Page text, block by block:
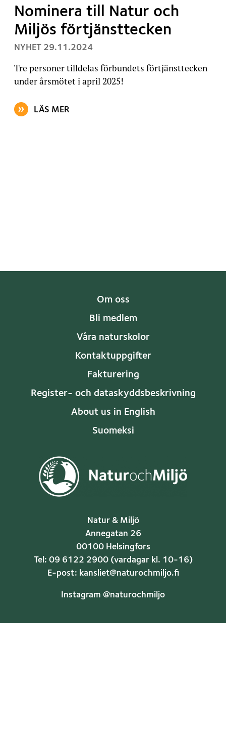
Nominera till Natur och
Miljös förtjänsttecken
NYHET , PUBLICERAT:
29.11.2024
Tre personer tilldelas förbundets förtjänsttecken
under årsmötet i april 2025!
LÄS MER
OM ARTIKELN: NOMINERA TILL NATUR OCH MILJÖS
Om oss
Bli medlem
Våra naturskolor
Kontaktuppgifter
Fakturering
Register- och dataskyddsbeskrivning
About us in English
Suomeksi
Natur & Miljö
Annegatan 26
00100 Helsingfors
Tel: 09 6122 2900 (vardagar kl. 10-16)
E-post: kansliet@naturochmiljo.fi
Instagram @naturochmiljo